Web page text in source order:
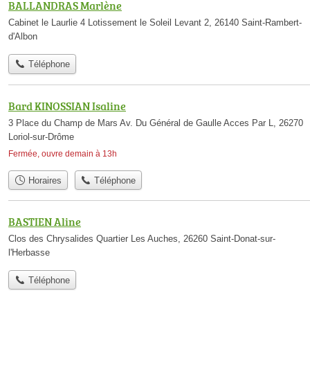
BALLANDRAS Marlène
Cabinet le Laurlie 4 Lotissement le Soleil Levant 2, 26140 Saint-Rambert-
d'Albon
Téléphone
Bard KINOSSIAN Isaline
3 Place du Champ de Mars Av. Du Général de Gaulle Acces Par L, 26270
Loriol-sur-Drôme
Fermée, ouvre demain à 13h
Horaires Téléphone
BASTIEN Aline
Clos des Chrysalides Quartier Les Auches, 26260 Saint-Donat-sur-
l'Herbasse
Téléphone